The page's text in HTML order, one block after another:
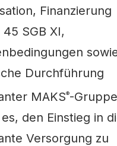
Finanzierung
45 SGB XI,
Durchführung
MAKS®-
den Einstieg in
Versorgung zu